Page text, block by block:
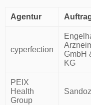
Agentur
cyperfection
GmbH
KG
PEIX
Health
Group